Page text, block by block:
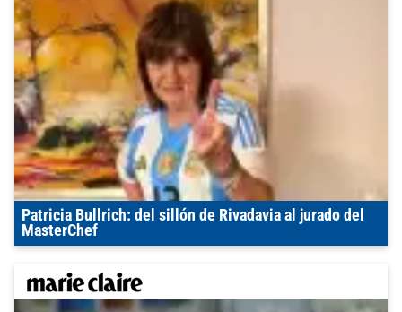
Patricia Bullrich: del sillón de Rivadavia al jurado del
MasterChef